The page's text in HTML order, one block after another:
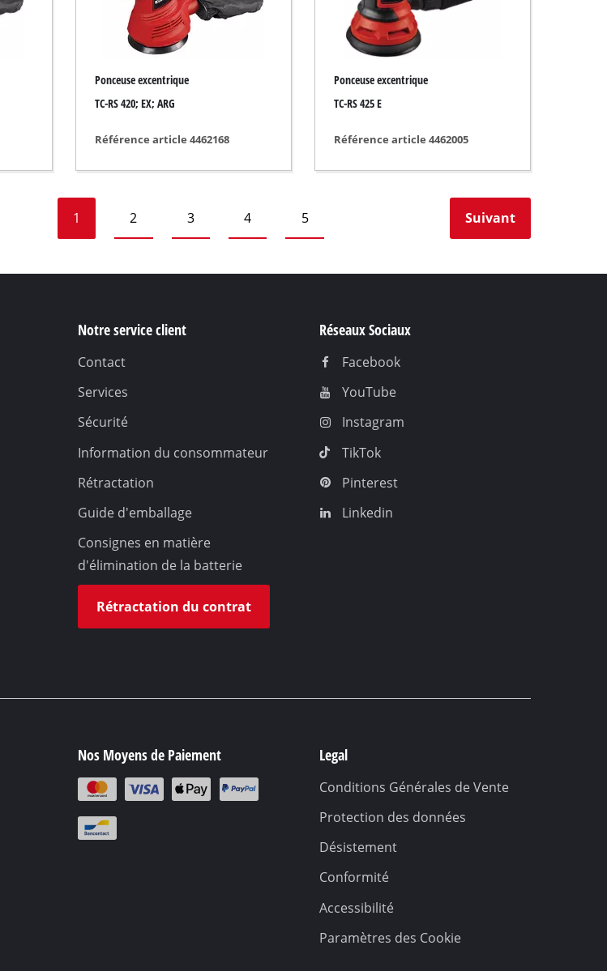
Ponceuse excentrique
TC-RS 420; EX; ARG
Référence article 4462168
Ponceuse excentrique
TC-RS 425 E
Référence article 4462005
1 2 3 4 5 Suivant
Notre service client
Contact
Services
Sécurité
Information du consommateur
Rétractation
Guide d'emballage
Consignes en matière
d'élimination de la batterie
Rétractation du contrat
Réseaux Sociaux
Facebook
YouTube
Instagram
TikTok
Pinterest
Linkedin
Nos Moyens de Paiement Legal
Conditions Générales de Vente
Protection des données
Désistement
Conformité
Accessibilité
Paramètres des Cookie